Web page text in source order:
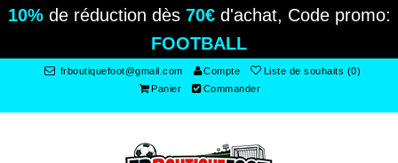
10%de réduction dès 70€d'achat, Code promo:
FOOTBALL
frboutiquefoot@gmail.com Compte
Liste de souhaits (0)
Panier
Commander